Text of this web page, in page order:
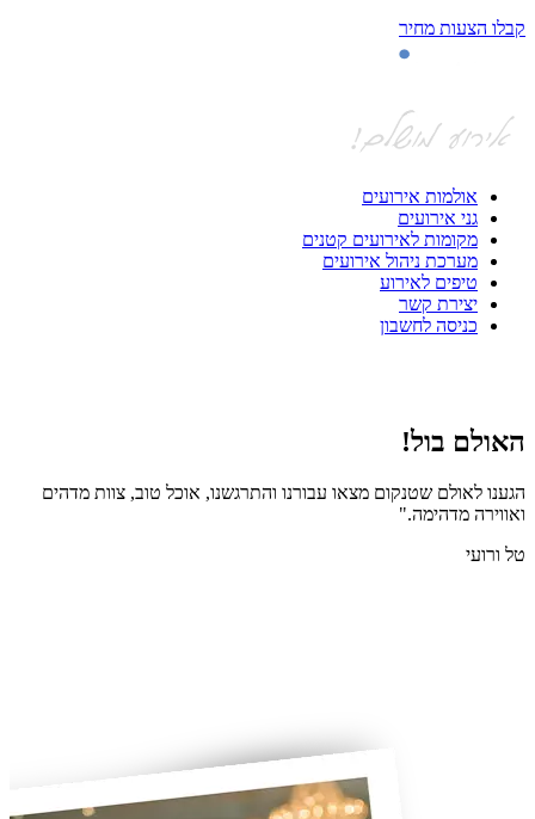
קבלו הצעות מחיר
אולמות אירועים
גני אירועים
מקומות לאירועים קטנים
מערכת ניהול אירועים
טיפים לאירוע
יצירת קשר
כניסה לחשבון
האולם בול!
הגענו לאולם שטנקום מצאו עבורנו והתרגשנו, אוכל טוב, צוות מדהים
ואווירה מדהימה."
טל ורועי